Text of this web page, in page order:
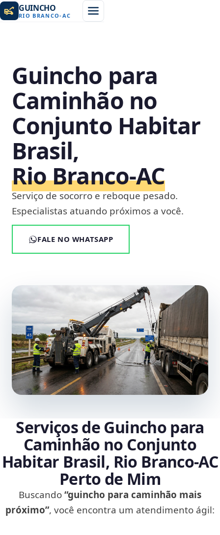
GUINCHO
RIO BRANCO-AC
Guincho para
Caminhão no
Conjunto Habitar
Brasil,
Rio Branco‑AC
Serviço de socorro e reboque pesado.
Especialistas atuando próximos a você.
FALE NO WHATSAPP
Serviços de Guincho para
Caminhão no Conjunto
Habitar Brasil, Rio Branco‑AC
Perto de Mim
Buscando“guincho para caminhão mais
próximo”, você encontra um atendimento ágil: